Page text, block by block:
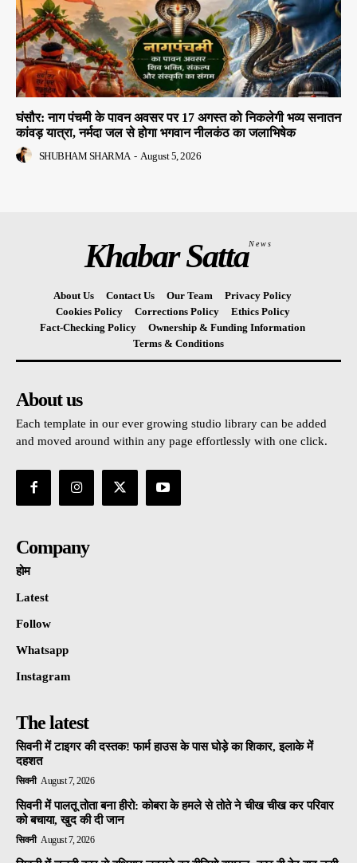
घंसौर: नाग पंचमी के पावन अवसर पर 17 अगस्त को निकलेगी भव्य सनातन
कांवड़ यात्रा, नर्मदा जल से होगा भगवान नीलकंठ का जलाभिषेक
SHUBHAM SHARMA - August 5, 2026
Khabar SattaNews
About Us Contact Us Our Team
Privacy Policy
Cookies Policy
Corrections Policy
Ethics Policy
Fact-Checking Policy
Ownership & Funding Information
Terms & Conditions
About us
Each template in our ever growing studio library can be added
and moved around within any page effortlessly with one click.
Company
होम
Latest
Follow
Whatsapp
Instagram
The latest
सिवनी में टाइगर की दस्तक! फार्म हाउस के पास घोड़े का शिकार, इलाके में
दहशत
सिवनी August 7, 2026
सिवनी में पालतू तोता बना हीरो: कोबरा के हमले से तोते ने चीख चीख कर परिवार
को बचाया, खुद की दी जान
सिवनी August 7, 2026